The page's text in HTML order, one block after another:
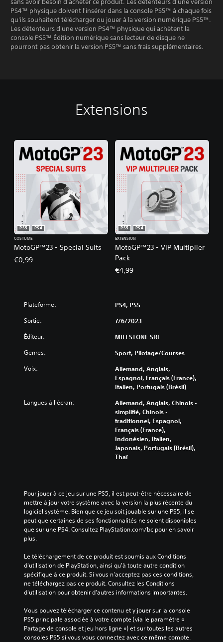
sans avoir besoin d'acheter ce produit. Les détenteurs d'une version
PS4™ physique doivent l'insérer dans la console PS5™ à chaque fois
qu'ils souhaitent télécharger ou jouer à la version numérique PS5™.
Les détenteurs d'une version PS4™ physique qui achètent la
console PS5™ Édition numérique sans lecteur de disque ne
pourront pas obtenir la version PS5™ sans frais supplémentaires.
Extensions
MotoGP™23 - Special Suits
PS5
PS4
COSTUME
€0,99
MotoGP™23 - VIP Multiplier
Pack
PS5
PS4
EXTENSION
€4,99
Plateforme: PS4, PS5
Sortie: 7/6/2023
Éditeur: MILESTONE SRL
Genres: Sport, Pilotage/Courses
Voix:
Allemand, Anglais,
Espagnol, Français (France),
Italien, Portugais (Brésil)
Langues à l'écran:
Allemand, Anglais, Chinois -
simplifié, Chinois -
traditionnel, Espagnol,
Français (France),
Indonésien, Italien,
Japonais, Portugais (Brésil),
Thaï
Pour jouer à ce jeu sur une PS5, il est peut-être nécessaire de
mettre à jour votre système avec la version la plus récente du
logiciel système. Bien que ce jeu soit jouable sur une PS5, il se
peut que certaines de ses fonctionnalités ne soient disponibles
que sur une PS4. Consultez PlayStation.com/bc pour en savoir
plus.
Le téléchargement de ce produit est soumis aux Conditions
d'utilisation de PlayStation, ainsi qu'à toute autre condition
spécifique à ce produit. Si vous n'acceptez pas ces conditions,
ne téléchargez pas ce produit. Consultez les Conditions
d'utilisation pour obtenir d'autres informations importantes.
Vous pouvez télécharger ce contenu et y jouer sur la console
PS5 principale associée à votre compte (via le paramètre «
Partage de console et jeu hors ligne ») et sur toutes les autres
consoles PS5 si vous vous connectez avec ce même compte.